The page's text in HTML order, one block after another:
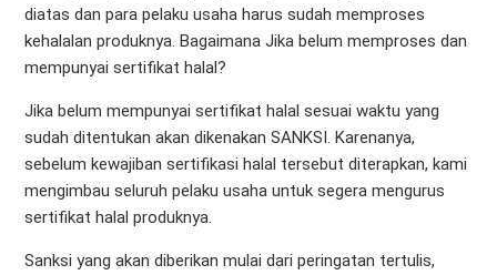
diatas dan para pelaku usaha harus sudah memproses
kehalalan produknya. Bagaimana Jika belum memproses dan
mempunyai sertifikat halal?
Jika belum mempunyai sertifikat halal sesuai waktu yang
sudah ditentukan akan dikenakan SANKSI. Karenanya,
sebelum kewajiban sertifikasi halal tersebut diterapkan, kami
mengimbau seluruh pelaku usaha untuk segera mengurus
sertifikat halal produknya.
Sanksi yang akan diberikan mulai dari peringatan tertulis,